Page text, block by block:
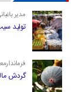
مدیر
تولید سیب در
گردش مالی